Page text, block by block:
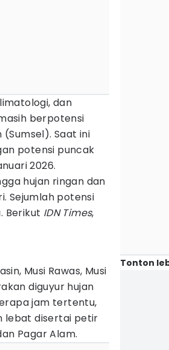
dan
berpotensi
Saat ini
potensi puncak
2026.
hujan ringan dan
Sejumlah potensi
Berikut IDN Times,
Musi Rawas, Musi
diguyur hujan
jam tertentu,
lebat disertai petir
Pagar Alam.
Tonton